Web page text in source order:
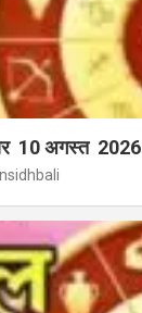
10 अगस्त 2026